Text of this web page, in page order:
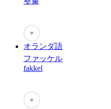
♥
オランダ語
ファッケル
fakkel
♥